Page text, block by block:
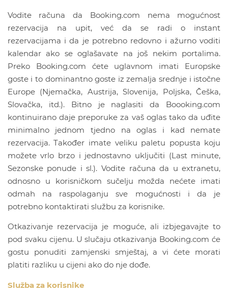
Vodite računa da Booking.com nema mogućnost
rezervacija na upit, već da se radi o instant
rezervacijama i da je potrebno redovno i ažurno voditi
kalendar ako se oglašavate na još nekim portalima.
Preko Booking.com ćete uglavnom imati Europske
goste i to dominantno goste iz zemalja srednje i istočne
Europe (Njemačka, Austrija, Slovenija, Poljska, Češka,
Slovačka, itd.). Bitno je naglasiti da Boooking.com
kontinuirano daje preporuke za vaš oglas tako da uđite
minimalno jednom tjedno na oglas i kad nemate
rezervacija. Također imate veliku paletu popusta koju
možete vrlo brzo i jednostavno uključiti (Last minute,
Sezonske ponude i sl.). Vodite računa da u extranetu,
odnosno u korisničkom sučelju možda nećete imati
odmah na raspolaganju sve mogućnosti i da je
potrebno kontaktirati službu za korisnike.
Otkazivanje rezervacija je moguće, ali izbjegavajte to
pod svaku cijenu. U slučaju otkazivanja Booking.com će
gostu ponuditi zamjenski smještaj, a vi ćete morati
platiti razliku u cijeni ako do nje dođe.
Služba za korisnike